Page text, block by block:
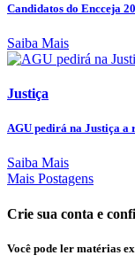
Candidatos do Encceja
Saiba Mais
Justiça
AGU pedirá na Justiça
Saiba Mais
Mais Postagens
Crie sua conta e
Você pode ler matérias